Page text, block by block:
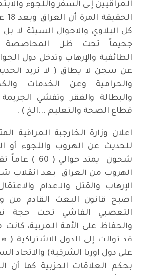
العراقيين إلى السفر واللجوء
كل البلاوي والاحوال السيئة لا
جحيماً تحت ظل المحاصصة
الطائفية والإرهاب وتدخل دول
عن سجن لا يطاق ( لا نريد
والحرامية وعن الخدمات
والبطالة والفقر وتفشي
قطاع الصحة والتعليم ...الخ ) .
اعلان وزارة الخارجية العراقية
للحديث عن الهروب واللجوء أو
شجون يمتد حوالي
الإرهاب والقتل والاعدام
اصبح قانون البعث القادم من
التعصبي الفاشي تحت حجة
والحفاظ على الأمة العربية،
قد توالت إلى الدول الاشتراكية (
على دول اوربا الشرقية) والاتحاد
بحكم العلاقات الحزبية كما أن